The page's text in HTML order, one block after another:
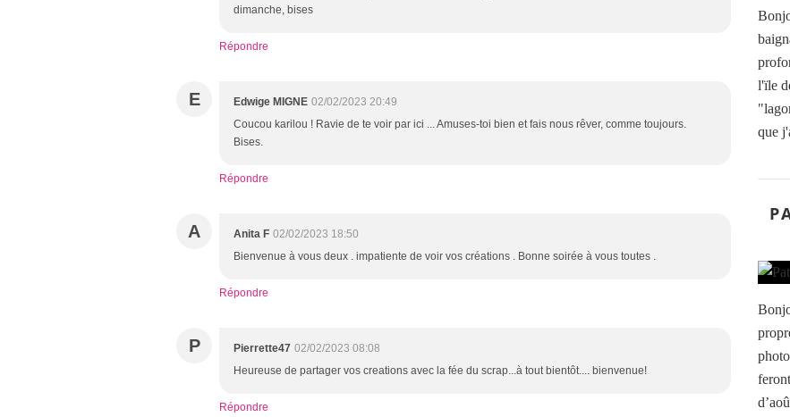
dimanche, bises
Répondre
E Edwige MIGNE 02/02/2023 20:49
Coucou karilou ! Ravie de te voir par ici ... Amuses-toi bien et fais nous rêver, comme toujours.
Bises.
Répondre
A Anita F 02/02/2023 18:50
Bienvenue à vous deux . impatiente de voir vos créations . Bonne soirée à vous toutes .
Répondre
P Pierrette47 02/02/2023 08:08
Heureuse de partager vos creations avec la fée du scrap...à tout bientôt.... bienvenue!
Répondre
l'ïle
que